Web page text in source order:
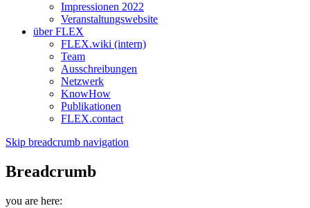
Impressionen 2022
Veranstaltungswebsite
über FLEX
FLEX.wiki (intern)
Team
Ausschreibungen
Netzwerk
KnowHow
Publikationen
FLEX.contact
Skip breadcrumb navigation
Breadcrumb
you are here: